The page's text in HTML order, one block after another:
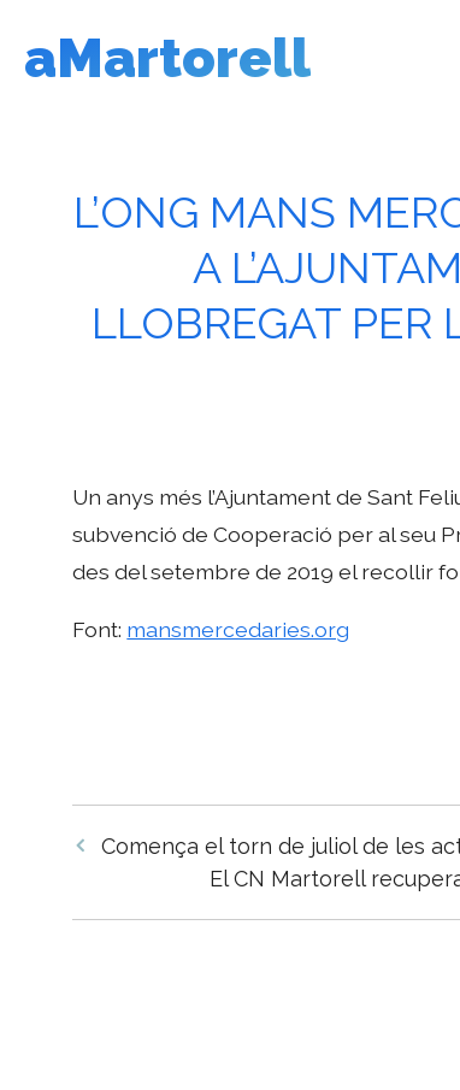
contingut
aMartorell
L’ONG MANS
A
LLOBREGAT PER
Un anys més l’Ajuntament de Sant
subvenció de Cooperació per al seu
des del setembre de 2019 el recollir
Font: mansmercedaries.org
Navegació
Comença el torn de juliol de les
El CN Martorell